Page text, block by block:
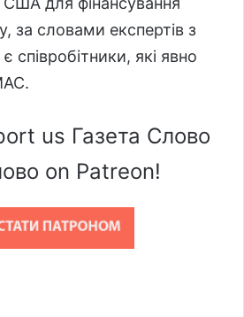
за словами експертів з
співробітники, які явно
us Газета Слово
on Patreon!